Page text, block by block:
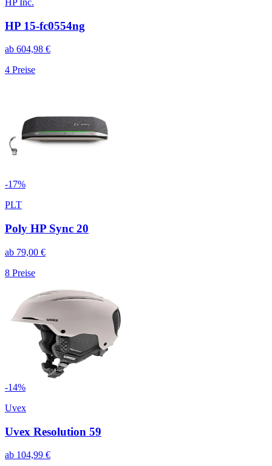
HP Inc.
HP 15-fc0554ng
ab 604,98 €
4 Preise
-17%
PLT
Poly HP Sync 20
ab 79,00 €
8 Preise
-14%
Uvex
Uvex Resolution 59
ab 104,99 €